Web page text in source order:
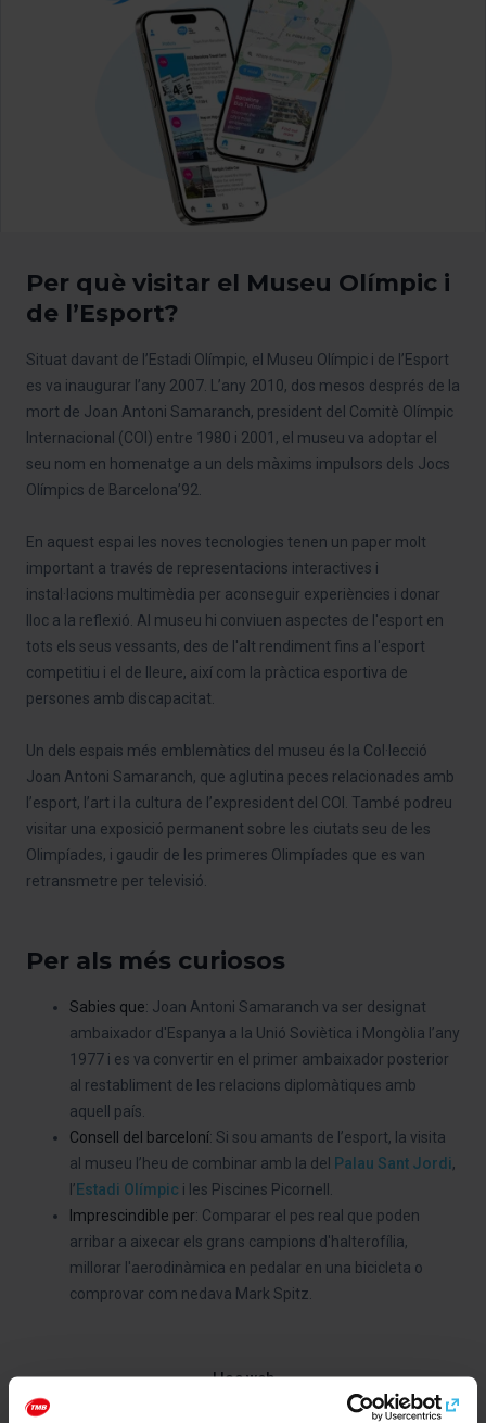
Per què visitar el Museu Olímpic i
de l’Esport?
Situat davant de l’Estadi Olímpic, el Museu Olímpic i de l’Esport
es va inaugurar l’any 2007. L’any 2010, dos mesos després de la
mort de Joan Antoni Samaranch, president del Comitè Olímpic
Internacional (COI) entre 1980 i 2001, el museu va adoptar el
seu nom en homenatge a un dels màxims impulsors dels Jocs
Olímpics de Barcelona’92.
En aquest espai les noves tecnologies tenen un paper molt
important a través de representacions interactives i
instal·lacions multimèdia per aconseguir experiències i donar
lloc a la reflexió. Al museu hi conviuen aspectes de l'esport en
tots els seus vessants, des de l'alt rendiment fins a l'esport
competitiu i el de lleure, així com la pràctica esportiva de
persones amb discapacitat.
Un dels espais més emblemàtics del museu és la Col·lecció
Joan Antoni Samaranch, que aglutina peces relacionades amb
l’esport, l’art i la cultura de l’expresident del COI. També podreu
visitar una exposició permanent sobre les ciutats seu de les
Olimpíades, i gaudir de les primeres Olimpíades que es van
retransmetre per televisió.
Per als més curiosos
Sabies que: Joan Antoni Samaranch va ser designat
ambaixador d'Espanya a la Unió Soviètica i Mongòlia l’any
1977 i es va convertir en el primer ambaixador posterior
al restabliment de les relacions diplomàtiques amb
aquell país.
Consell del barceloní: Si sou amants de l’esport, la visita
al museu l’heu de combinar amb la del
Palau Sant Jordi,
l’ Estadi Olímpic i les Piscines Picornell.
Imprescindible per: Comparar el pes real que poden
arribar a aixecar els grans campions d'halterofília,
millorar l'aerodinàmica en pedalar en una bicicleta o
comprovar com nedava Mark Spitz.
Lloc web
http://www.museuolimpicbcn.cat